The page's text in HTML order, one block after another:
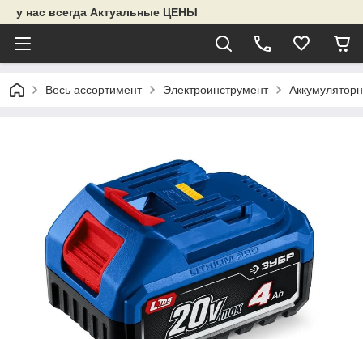
у нас всегда Актуальные ЦЕНЫ
Весь ассортимент Электроинструмент